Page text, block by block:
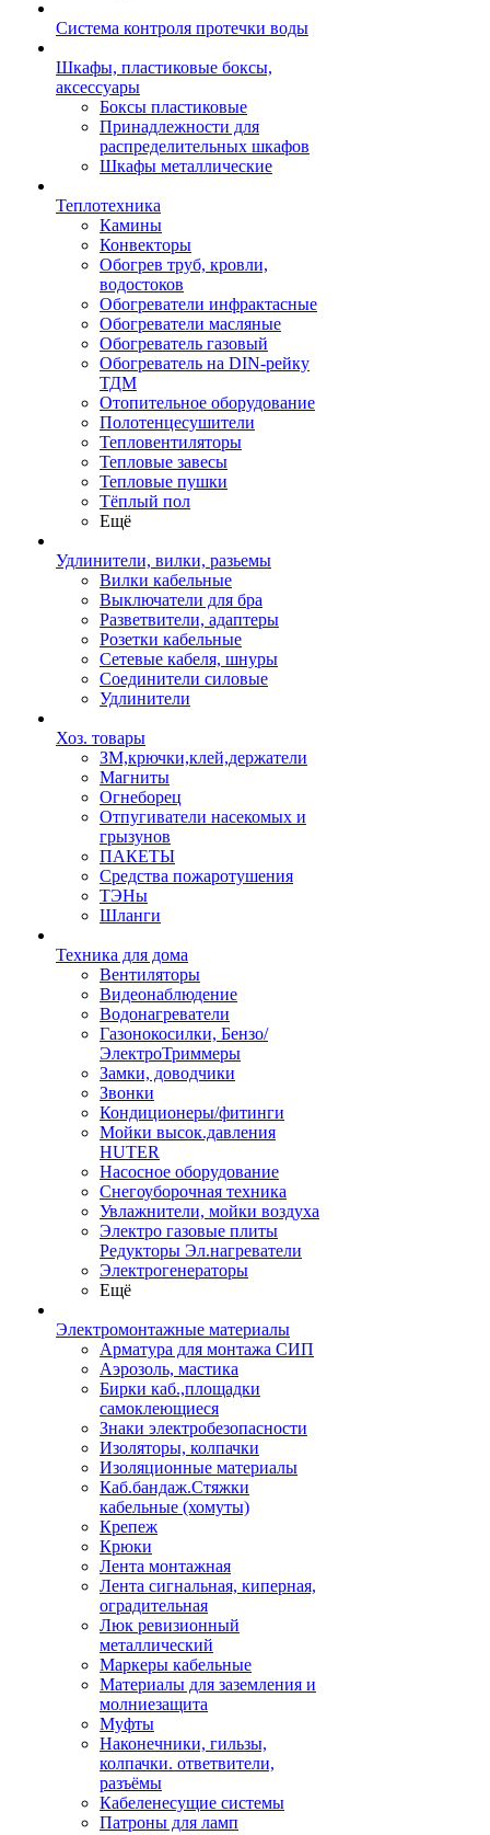
Система контроля протечки воды
Шкафы, пластиковые боксы,
аксессуары
Боксы пластиковые
Принадлежности для
распределительных шкафов
Шкафы металлические
Теплотехника
Камины
Конвекторы
Обогрев труб, кровли,
водостоков
Обогреватели инфрактасные
Обогреватели масляные
Обогреватель газовый
Обогреватель на DIN-рейку
ТДМ
Отопительное оборудование
Полотенцесушители
Тепловентиляторы
Тепловые завесы
Тепловые пушки
Тёплый пол
Ещё
Удлинители, вилки, разьемы
Вилки кабельные
Выключатели для бра
Разветвители, адаптеры
Розетки кабельные
Сетевые кабеля, шнуры
Соединители силовые
Удлинители
Хоз. товары
ЗМ,крючки,клей,держатели
Магниты
Огнеборец
Отпугиватели насекомых и
грызунов
ПАКЕТЫ
Средства пожаротушения
ТЭНы
Шланги
Техника для дома
Вентиляторы
Видеонаблюдение
Водонагреватели
Газонокосилки, Бензо/
ЭлектроТриммеры
Замки, доводчики
Звонки
Кондиционеры/фитинги
Мойки высок.давления
HUTER
Насосное оборудование
Снегоуборочная техника
Увлажнители, мойки воздуха
Электро газовые плиты
Редукторы Эл.нагреватели
Электрогенераторы
Ещё
Электромонтажные материалы
Арматура для монтажа СИП
Аэрозоль, мастика
Бирки каб.,площадки
самоклеющиеся
Знаки электробезопасности
Изоляторы, колпачки
Изоляционные материалы
Каб.бандаж.Стяжки
кабельные (хомуты)
Крепеж
Крюки
Лента монтажная
Лента сигнальная, киперная,
оградительная
Люк ревизионный
металлический
Маркеры кабельные
Материалы для заземления и
молниезащита
Муфты
Наконечники, гильзы,
колпачки. ответвители,
разъёмы
Кабеленесущие системы
Патроны для ламп